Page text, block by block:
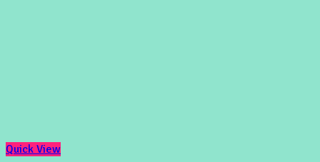
Quick View